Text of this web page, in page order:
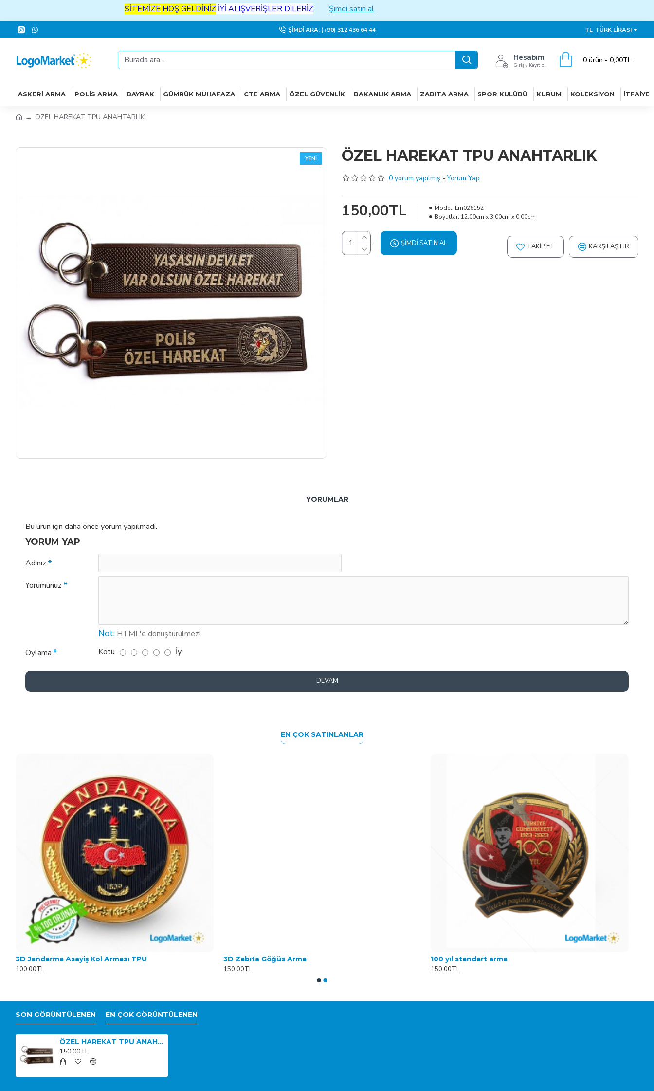
SİTEMİZEHOŞGELDİNİZİYİALIŞVERİŞLER DİLERİZ Şimdi satın al
ŞIMDI ARA: (+90) 312 436 64 44 TL TÜRK LIRASI
Hesabım
Giriş / Kayıt ol
0 ürün - 0,00TL
ASKERI ARMA POLIS ARMA BAYRAK GÜMRÜK MUHAFAZA CTE ARMA ÖZEL GÜVENLIK BAKANLIK ARMA ZABITA ARMA SPOR KULÜBÜ KURUM KOLEKSIYON İTFAIYE
ÖZEL HAREKAT TPU ANAHTARLIK
YENI ÖZEL HAREKAT TPU ANAHTARLIK
0 yorum yapılmış. -Yorum Yap
150,00TL Model: Lm026152
Boyutlar: 12.00cm x 3.00cm x 0.00cm
ŞIMDI SATIN AL TAKIP ET KARŞILAŞTIR
YORUMLAR
Bu ürün için daha önce yorum yapılmadı.
YORUM YAP
Adınız
Yorumunuz
Not: HTML'e dönüştürülmez!
Oylama
Kötü İyi
DEVAM
EN ÇOK SATINLANLAR
3D Jandarma Asayiş Kol Arması TPU
100,00TL
3D Zabıta Göğüs Arma
150,00TL
100 yıl standart arma
150,00TL
SON GÖRÜNTÜLENEN EN ÇOK GÖRÜNTÜLENEN
ÖZEL HAREKAT TPU ANAHTARLIK
150,00TL